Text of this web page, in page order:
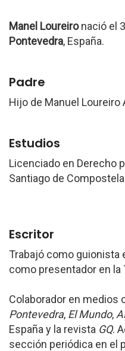
Manel Loureironació el
Pontevedra, España.
Padre
Hijo de Manuel Loureiro
Estudios
Licenciado en Derecho
Santiago de
Escritor
Trabajó como
como presentador en la
Colaborador en medios
Pontevedra, El Mundo,
España y la revista GQ.
sección periódica en el